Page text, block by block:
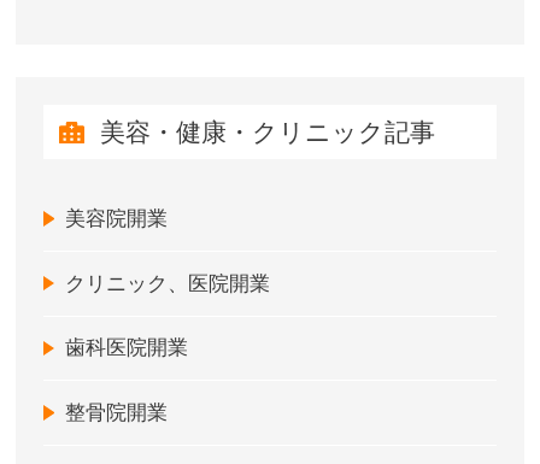
美容・健康・クリニック記事
美容院開業
クリニック、医院開業
歯科医院開業
整骨院開業